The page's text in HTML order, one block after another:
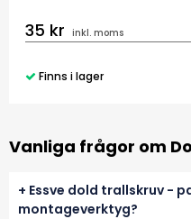
35 kr inkl. moms
Finns i lager
Vanliga frågor om
+ Essve dold trallskruv -
montageverktyg?